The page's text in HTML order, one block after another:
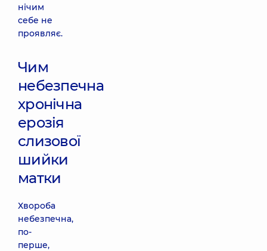
нічим
себе не
проявляє.
Чим
небезпечна
хронічна
ерозія
слизової
шийки
матки
Хвороба
небезпечна,
по-
перше,